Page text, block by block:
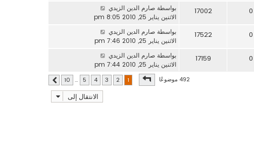
0
17002 بواسطة صارم الدين الزيدي
الاثنين يناير 25, 2010 8:05 pm
0
17522 بواسطة صارم الدين الزيدي
الاثنين يناير 25, 2010 7:46 pm
0
17159 بواسطة صارم الدين الزيدي
الاثنين يناير 25, 2010 7:44 pm
492 موضوعًا صفحة1 من10
1
2
3
4
5
…
10 التالي
الانتقال إلى